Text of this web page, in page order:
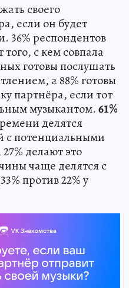
своего
если он будет
36% респондентов
с кем совпала
готовы послушать
а 88% готовы
партнёра, если тот
музыкантом. 61%
делятся
с потенциальными
делают это
чаще делятся с
против 22% у